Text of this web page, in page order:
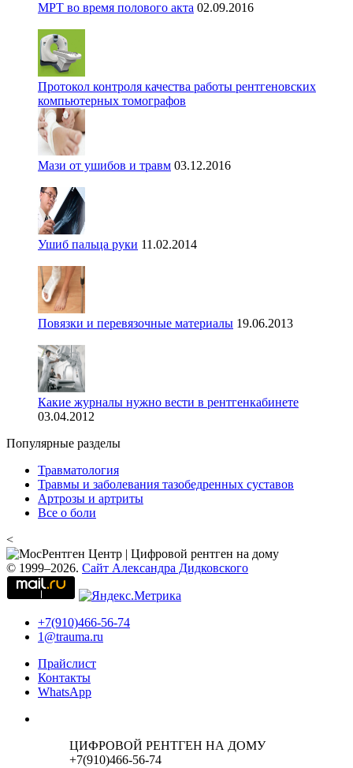
МРТ во время полового акта 02.09.2016
Протокол контроля качества работы рентгеновских
компьютерных томографов
Мази от ушибов и травм 03.12.2016
Ушиб пальца руки 11.02.2014
Повязки и перевязочные материалы 19.06.2013
Какие журналы нужно вести в рентгенкабинете
03.04.2012
Популярные разделы
Травматология
Травмы и заболевания тазобедренных суставов
Артрозы и артриты
Все о боли
<
© 1999–2026. Сайт Александра Дидковского
+7(910)466-56-74
1@trauma.ru
Прайслист
Контакты
WhatsApp
ЦИФРОВОЙ РЕНТГЕН НА ДОМУ
+7(910)466-56-74